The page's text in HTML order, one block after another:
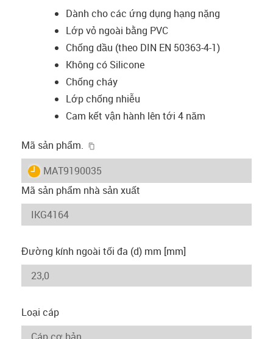
Dành cho các ứng dụng hạng nặng
Lớp vỏ ngoài bằng PVC
Chống dầu (theo DIN EN 50363-4-1)
Không có Silicone
Chống cháy
Lớp chống nhiễu
Cam kết vận hành lên tới 4 năm
Mã sản phẩm.
igus-icon-lieferzeit
MAT9190035
Mã sản phẩm nhà sản xuất
Đường kính ngoài tối đa (d) mm [mm]
Loại cáp